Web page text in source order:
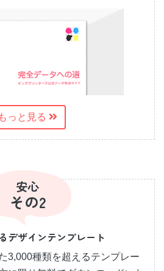
もっと見る
安心
その2
デザインテンプレート
3,000種類を超えるテンプレー